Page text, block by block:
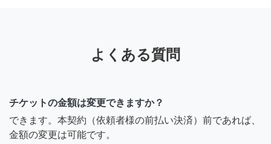
よくある質問
チケットの金額は変更できますか？
できます。本契約（依頼者様の前払い決済）前であれば、
金額の変更は可能です。